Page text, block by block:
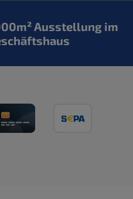
Ausstellung im